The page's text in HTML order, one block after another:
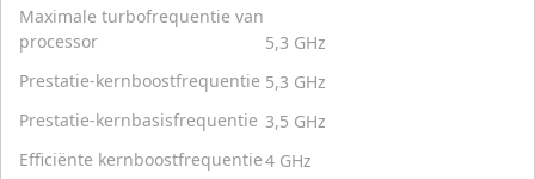
Maximale turbofrequentie van
processor
5,3 GHz
Prestatie-kernboostfrequentie 5,3 GHz
Prestatie-kernbasisfrequentie 3,5 GHz
Efficiënte kernboostfrequentie4 GHz